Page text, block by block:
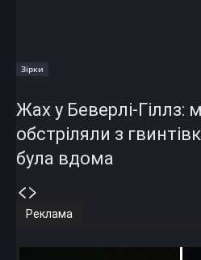
Зірки
Жах у Беверлі-Гіллз:
обстріляли з
була вдома
Реклама